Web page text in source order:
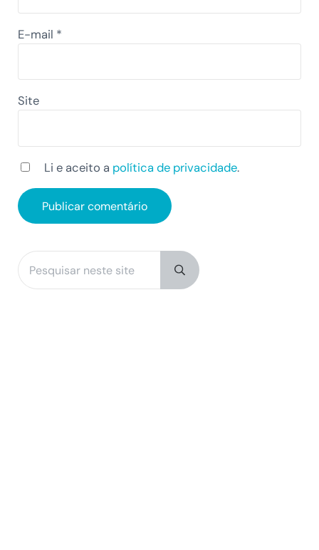
E-mail *
Site
Li e aceito a política de privacidade.
Sidebar
Pesquisar neste site
Submit search